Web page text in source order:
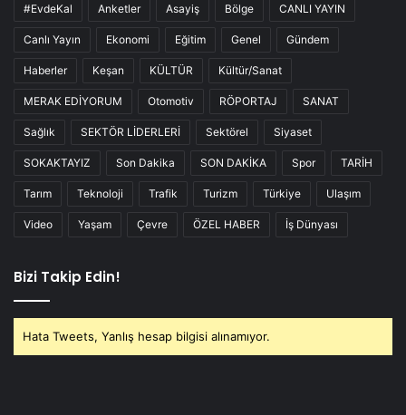
#EvdeKal Anketler Asayiş Bölge CANLI YAYIN
Canlı Yayın Ekonomi Eğitim Genel Gündem
Haberler Keşan KÜLTÜR Kültür/Sanat
MERAK EDİYORUM Otomotiv RÖPORTAJ SANAT
Sağlık SEKTÖR LİDERLERİ Sektörel Siyaset
SOKAKTAYIZ Son Dakika SON DAKİKA Spor TARİH
Tarım Teknoloji Trafik Turizm Türkiye Ulaşım
Video Yaşam Çevre ÖZEL HABER İş Dünyası
Bizi Takip Edin!
Hata Tweets, Yanlış hesap bilgisi alınamıyor.